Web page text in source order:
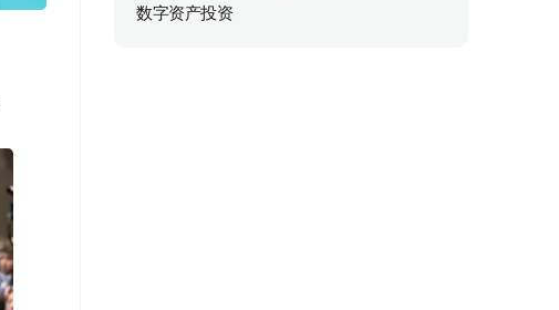
数字资产投资